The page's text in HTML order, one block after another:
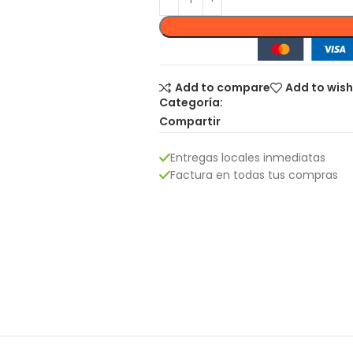
Add to compare
Add to
Categoría:
Compartir
Entregas locales inmediatas
Factura en todas tus compras